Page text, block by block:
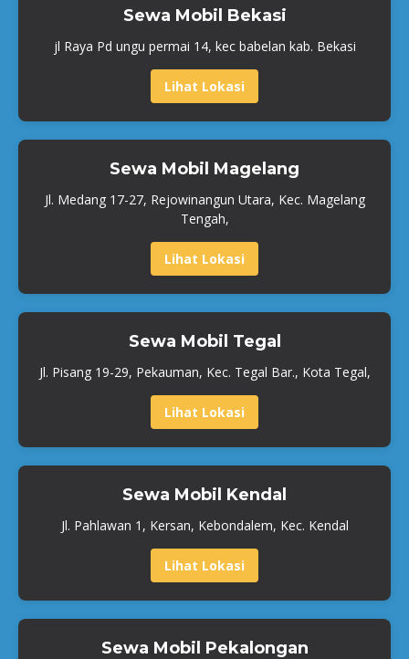
Sewa Mobil Bekasi
jl Raya Pd ungu permai 14, kec babelan kab. Bekasi
Lihat Lokasi
Sewa Mobil Magelang
Jl. Medang 17-27, Rejowinangun Utara, Kec. Magelang
Tengah,
Lihat Lokasi
Sewa Mobil Tegal
Jl. Pisang 19-29, Pekauman, Kec. Tegal Bar., Kota Tegal,
Lihat Lokasi
Sewa Mobil Kendal
Jl. Pahlawan 1, Kersan, Kebondalem, Kec. Kendal
Lihat Lokasi
Sewa Mobil Pekalongan